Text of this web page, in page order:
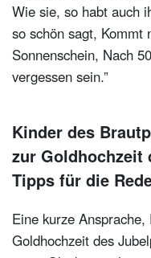
Wie sie, so habt auch
so schön sagt, Kommt
Sonnenschein, Nach
vergessen sein.”
Kinder des
zur Goldhochzeit
Tipps für die
Eine kurze
Goldhochzeit des